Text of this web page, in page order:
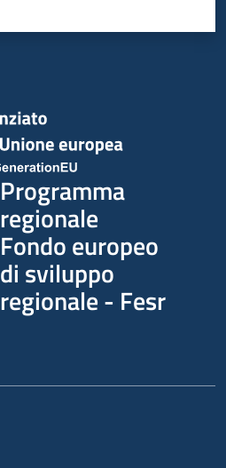
Programma
regionale
Fondo europeo
di sviluppo
regionale - Fesr